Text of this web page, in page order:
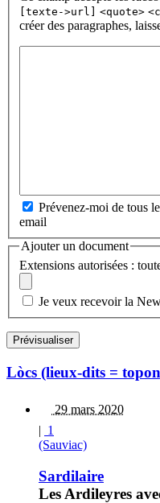
[texte->url]
<quote>
créer des paragraphes,
Prévenez-moi de tous
email
Ajouter un document
Extensions autorisées :
Je veux recevoir la
Lòcs (lieux-dits =
29 mars 2020
| 1
(Sauviac)
Sardilaire
Les Ardileyres